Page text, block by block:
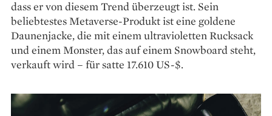
dass er von diesem Trend überzeugt ist. Sein
beliebtestes ­Metaverse-Produkt ist eine goldene
Daunenjacke, die mit einem ultravioletten Rucksack
und einem Monster, das auf einem Snowboard steht,
verkauft wird – für satte 17.610 US-$.